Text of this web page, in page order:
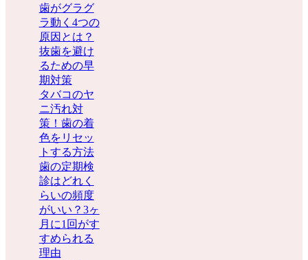
歯がグラグ
ラ動く4つの
原因とは？
抜歯を避け
るための早
期対策
タバコのヤ
ニ汚れ対
策！歯の着
色をリセッ
トする方法
歯の定期検
診はどれく
らいの頻度
がいい？3ヶ
月に1回がす
すめられる
理由